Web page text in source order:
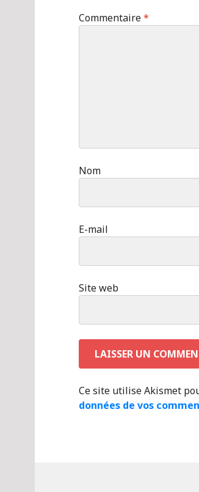
Commentaire*
Nom
E-mail
Site web
Ce site utilise Akismet
données de vos